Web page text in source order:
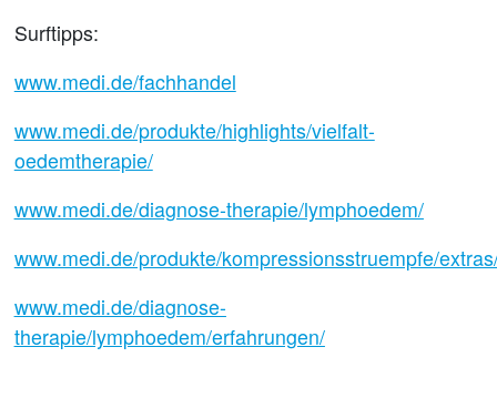
Surftipps:
www.medi.de/fachhandel
www.medi.de/produkte/highlights/vielfalt-
oedemtherapie/
www.medi.de/diagnose-therapie/lymphoedem/
www.medi.de/produkte/kompressionsstruempfe/
www.medi.de/diagnose-
therapie/lymphoedem/erfahrungen/